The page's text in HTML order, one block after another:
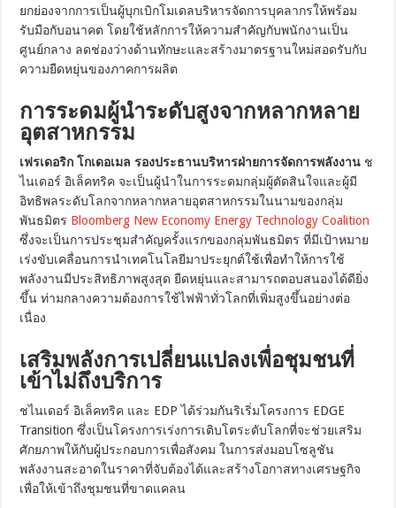
ยกย่องจากการเป็นผู้บุกเบิกโมเดลบริหารจัดการบุคลากรให้พร้อม
รับมือกับอนาคต โดยใช้หลักการให้ความสำคัญกับพนักงานเป็น
ศูนย์กลาง ลดช่องว่างด้านทักษะและสร้างมาตรฐานใหม่สอดรับกับ
ความยืดหยุ่นของภาคการผลิต
การระดมผู้นำระดับสูงจากหลากหลาย
อุตสาหกรรม
เฟรเดอริก โกเดอเมล รองประธานบริหารฝ่ายการจัดการพลังงาน ช
ไนเดอร์ อิเล็คทริค จะเป็นผู้นำในการระดมกลุ่มผู้ตัดสินใจและผู้มี
อิทธิพลระดับโลกจากหลากหลายอุตสาหกรรมในนามของกลุ่ม
พันธมิตร Bloomberg New Economy Energy Technology Coalition
ซึ่งจะเป็นการประชุมสำคัญครั้งแรกของกลุ่มพันธมิตร ที่มีเป้าหมาย
เร่งขับเคลื่อนการนำเทคโนโลยีมาประยุกต์ใช้เพื่อทำให้การใช้
พลังงานมีประสิทธิภาพสูงสุด ยืดหยุ่นและสามารถตอบสนองได้ดียิ่ง
ขึ้น ท่ามกลางความต้องการใช้ไฟฟ้าทั่วโลกที่เพิ่มสูงขึ้นอย่างต่อ
เนื่อง
เสริมพลังการเปลี่ยนแปลงเพื่อชุมชนที่
เข้าไม่ถึงบริการ
ชไนเดอร์ อิเล็คทริค และ EDP ได้ร่วมกันริเริ่มโครงการ EDGE
Transition ซึ่งเป็นโครงการเร่งการเติบโตระดับโลกที่จะช่วยเสริม
ศักยภาพให้กับผู้ประกอบการเพื่อสังคม ในการส่งมอบโซลูชัน
พลังงานสะอาดในราคาที่จับต้องได้และสร้างโอกาสทางเศรษฐกิจ
เพื่อให้เข้าถึงชุมชนที่ขาดแคลน